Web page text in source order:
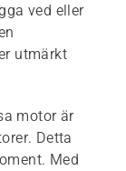
ved eller
utmärkt
motor är
Detta
Med